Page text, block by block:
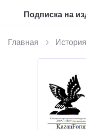
Подписка на
Главная